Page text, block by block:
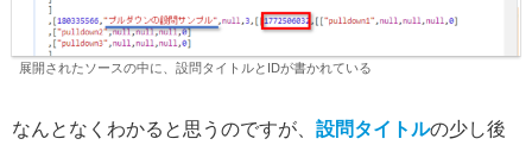
展開されたソースの中に、設問タイトルとIDが書かれている
なんとなくわかると思うのですが、 設問タイトルの少し後